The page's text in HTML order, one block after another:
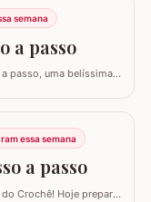
semana
a passo
a passo, uma belíssima
barroco
essa semana
a passo
Crochê! Hoje preparei